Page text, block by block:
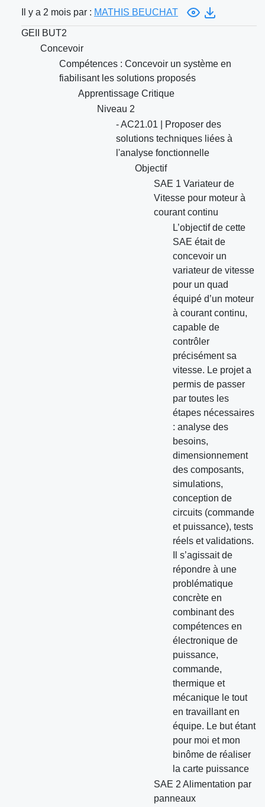
Il y a 2 mois par : MATHIS BEUCHAT
GEII BUT2
Concevoir
Compétences : Concevoir un système en
fiabilisant les solutions proposés
Apprentissage Critique
Niveau 2
- AC21.01 | Proposer des
solutions techniques liées à
l'analyse fonctionnelle
Objectif
SAE 1 Variateur de
Vitesse pour moteur à
courant continu
L’objectif de cette
SAE était de
concevoir un
variateur de vitesse
pour un quad
équipé d’un moteur
à courant continu,
capable de
contrôler
précisément sa
vitesse. Le projet a
permis de passer
par toutes les
étapes nécessaires
: analyse des
besoins,
dimensionnement
des composants,
simulations,
conception de
circuits (commande
et puissance), tests
réels et validations.
Il s’agissait de
répondre à une
problématique
concrète en
combinant des
compétences en
électronique de
puissance,
commande,
thermique et
mécanique le tout
en travaillant en
équipe. Le but étant
pour moi et mon
binôme de réaliser
la carte puissance
SAE 2 Alimentation par
panneaux